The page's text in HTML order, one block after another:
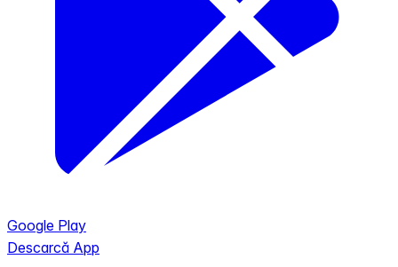
Google Play
Descarcă App